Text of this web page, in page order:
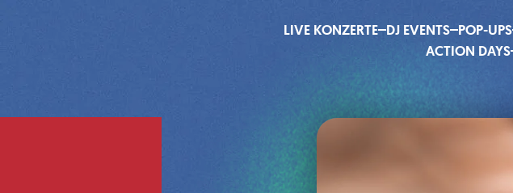
LIVE KONZERTE DJ EVENTS POP-UPS
ACTION DAYS